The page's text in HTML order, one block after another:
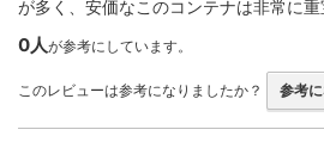
が多く、安価なこのコンテナは非常に重
0人が参考にしています。
このレビューは参考になりましたか？ 参考